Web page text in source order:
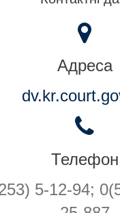
Адреса
Телефон
5-12-94;